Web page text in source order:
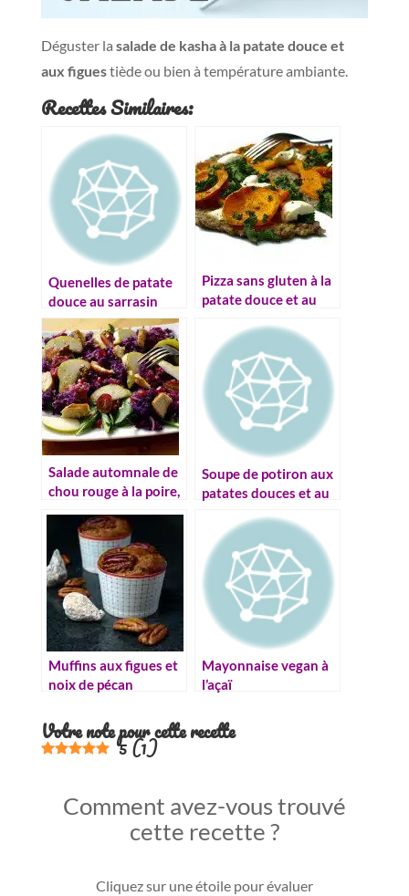
Déguster la salade de kasha à la patate douce et
aux figuestiède ou bien à température ambiante.
Recettes Similaires:
Quenelles de patate
douce au sarrasin
(sans gluten, sans
oeuf)
Pizza sans gluten à la
patate douce et au
Salade automnale de
chou rouge à la poire,
Soupe de potiron aux
patates douces et au
Muffins aux figues et
noix de pécan
Mayonnaise vegan à
l’açaï
Votre note pour cette recette
5(1)
Comment avez-vous trouvé
cette recette ?
Cliquez sur une étoile pour évaluer